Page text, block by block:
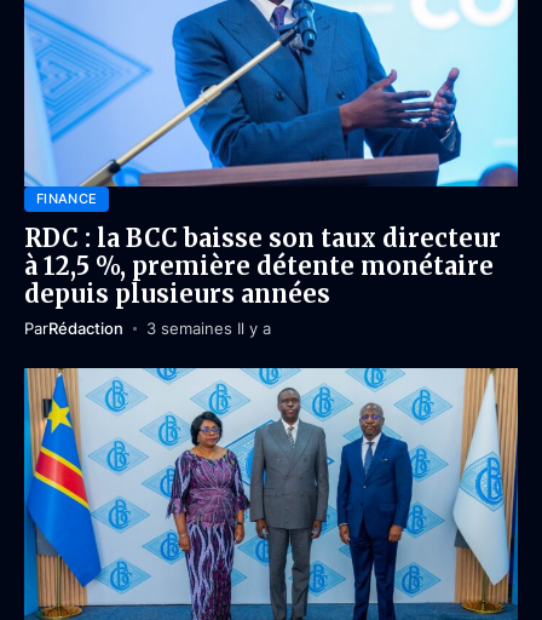
FINANCE
RDC : la BCC baisse son taux directeur
à 12,5 %, première détente monétaire
depuis plusieurs années
ParRédaction 3 semaines Il y a